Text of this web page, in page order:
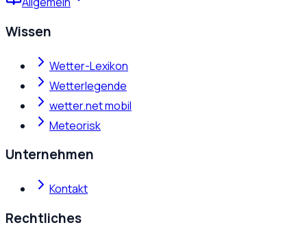
Wissen
Wetter-Lexikon
Wetterlegende
wetter.net mobil
Meteorisk
Unternehmen
Kontakt
Rechtliches